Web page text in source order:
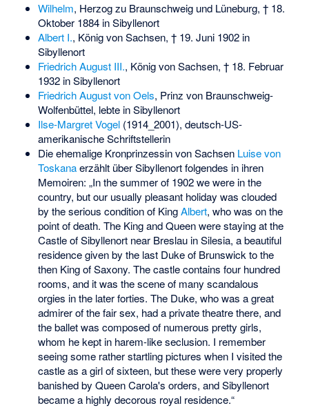
Wilhelm, Herzog zu Braunschweig und Lüneburg, † 18.
Oktober 1884 in Sibyllenort
Albert I., König von Sachsen, † 19. Juni 1902 in
Sibyllenort
Friedrich August III., König von Sachsen, † 18. Februar
1932 in Sibyllenort
Friedrich August von Oels, Prinz von Braunschweig-
Wolfenbüttel, lebte in Sibyllenort
Ilse-Margret Vogel(1914_2001), deutsch-US-
amerikanische Schriftstellerin
Die ehemalige Kronprinzessin von Sachsen Luise von
Toskanaerzählt über Sibyllenort folgendes in ihren
Memoiren: „In the summer of 1902 we were in the
country, but our usually pleasant holiday was clouded
by the serious condition of KingAlbert, who was on the
point of death. The King and Queen were staying at the
Castle of Sibyllenort near Breslau in Silesia, a beautiful
residence given by the last Duke of Brunswick to the
then King of Saxony. The castle contains four hundred
rooms, and it was the scene of many scandalous
orgies in the later forties. The Duke, who was a great
admirer of the fair sex, had a private theatre there, and
the ballet was composed of numerous pretty girls,
whom he kept in harem-like seclusion. I remember
seeing some rather startling pictures when I visited the
castle as a girl of sixteen, but these were very properly
banished by Queen Carola's orders, and Sibyllenort
became a highly decorous royal residence.“